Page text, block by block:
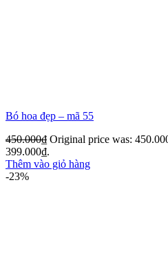
Bó hoa đẹp – mã 55
450.000₫ Original price was:
399.000₫.
Thêm vào giỏ hàng
-23%